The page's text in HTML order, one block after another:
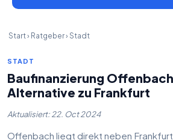
Start› Ratgeber› Stadt
STADT
Baufinanzierung
Alternative zu Frankfurt
Aktualisiert: 22. Oct 2024
Offenbach liegt direkt neben